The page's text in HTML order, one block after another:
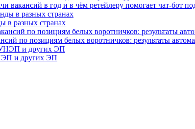
в год и в чём ретейлеру помогает чат-бот
в разных странах
по позициям белых воротничков: результаты
и других ЭП